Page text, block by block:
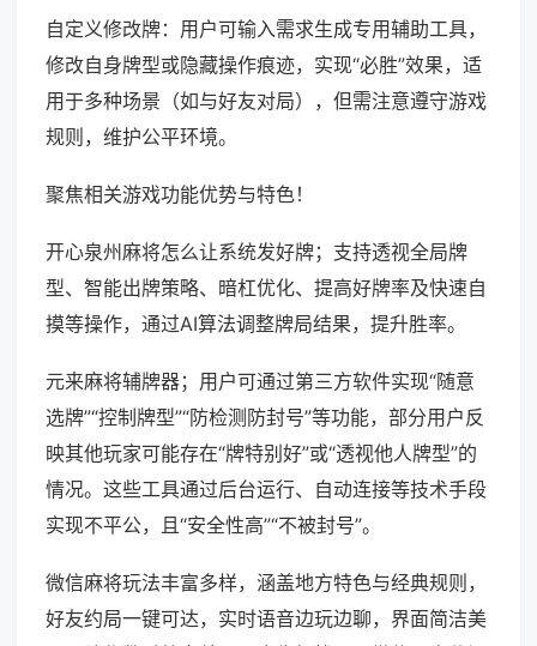
自定义修改牌：用户可输入需求生成专用辅助工具，
修改自身牌型或隐藏操作痕迹，实现“必胜”效果，适
用于多种场景（如与好友对局），但需注意遵守游戏
规则，维护公平环境。
聚焦相关游戏功能优势与特色！
开心泉州麻将怎么让系统发好牌；支持透视全局牌
型、智能出牌策略、暗杠优化、提高好牌率及快速自
摸等操作，通过AI算法调整牌局结果，提升胜率。
元来麻将辅牌器；用户可通过第三方软件实现“随意
选牌”“控制牌型”“防检测防封号”等功能，部分用户反
映其他玩家可能存在“牌特别好”或“透视他人牌型”的
情况。这些工具通过后台运行、自动连接等技术手段
实现不平公，且“安全性高”“不被封号”。
微信麻将玩法丰富多样，涵盖地方特色与经典规则，
好友约局一键可达，实时语音边玩边聊，界面简洁美